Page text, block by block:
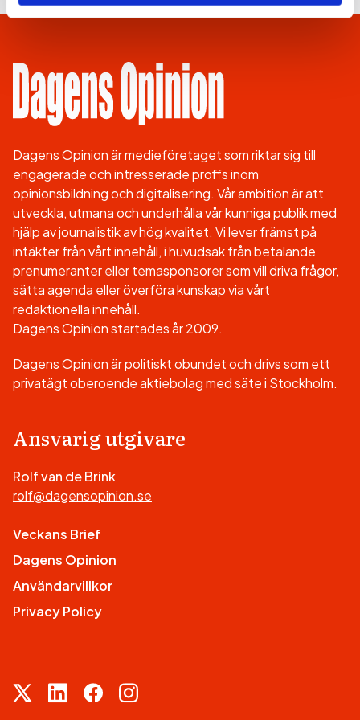
Dagens Opinion är medieföretaget som riktar sig till
engagerade och intresserade proffs inom
opinionsbildning och digitalisering. Vår ambition är att
utveckla, utmana och underhålla vår kunniga publik med
hjälp av journalistik av hög kvalitet. Vi lever främst på
intäkter från vårt innehåll, i huvudsak från betalande
prenumeranter eller temasponsorer som vill driva frågor,
sätta agenda eller överföra kunskap via vårt
redaktionella innehåll.
Dagens Opinion startades år 2009.
Dagens Opinion är politiskt obundet och drivs som ett
privatägt oberoende aktiebolag med säte i Stockholm.
Ansvarig utgivare
Rolf van de Brink
rolf@dagensopinion.se
Veckans Brief
Dagens Opinion
Användarvillkor
Privacy Policy